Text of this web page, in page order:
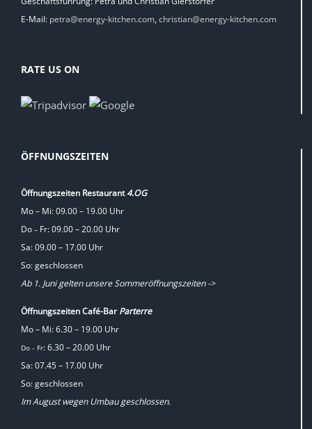
E-Mail: petra@energy-kitchen.com, christian@energy-kitchen.com
RATE US ON
ÖFFNUNGSZEITEN
Öffnungszeiten Restaurant4.OG
Mo – Mi: 09.00 – 19.00 Uhr
Do – Fr: 09.00 – 20.00 Uhr
Sa: 09.00 – 17.00 Uhr
So: geschlossen
Ab 1. Juni gelten unsere Sommeröffnungszeiten ->
Öffnungszeiten Café-BarParterre
Mo – Mi: 6.30 – 19.00 Uhr
Do – Fr: 6.30 – 20.00 Uhr
Sa: 07.45 – 17.00 Uhr
So: geschlossen
Im August wegen Umbau geschlossen.